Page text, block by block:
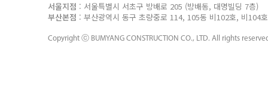
서울지점 : 서울특별시 서초구 방배로 205 (방배동, 대명빌딩 7
부산본점 : 부산광역시 동구 초량중로 114, 105동 비102호, 비104
Copyright ⓒ BUMYANG CONSTRUCTION CO., LTD. All rights